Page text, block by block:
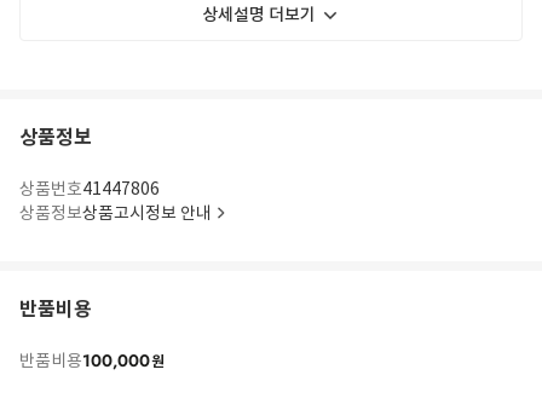
상세설명 더보기
상품정보
상품번호41447806
상품정보상품고시정보 안내
반품비용
반품비용100,000원